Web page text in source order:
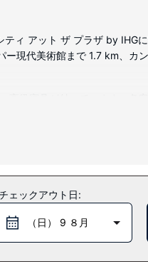
ィ アット ザ プラザ by IHG
現代美術館まで 1.7 km、カ
用バスルームには、バスア
/ ラウンジを併設しています
ブレックファストを週末の
ェックアウト日:
（日） 9 ８月